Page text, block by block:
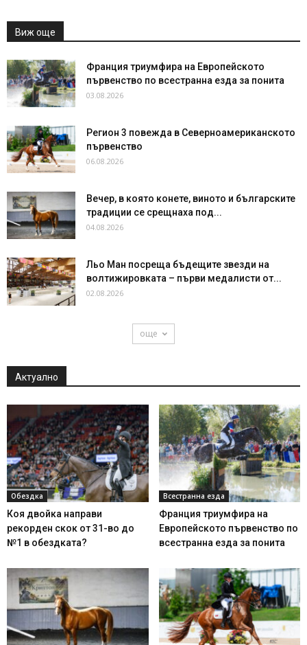
Виж още
Франция триумфира на Европейското
първенство по всестранна езда за понита
03.08.2026
Регион 3 повежда в Северноамериканското
първенство
06.08.2026
Вечер, в която конете, виното и българските
традиции се срещнаха под...
04.08.2026
Льо Ман посреща бъдещите звезди на
волтижировката – първи медалисти от...
02.08.2026
още
Актуално
Обездка
Коя двойка направи
рекорден скок от 31-во до
№1 в обездката?
Всестранна езда
Франция триумфира на
Европейското първенство по
всестранна езда за понита